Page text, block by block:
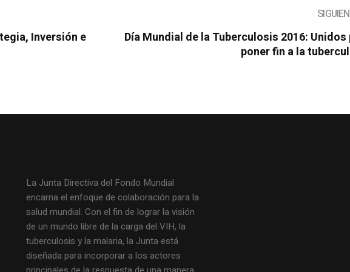
Inversión e
Día Mundial de la Tuberculosis 2016: Unidos
poner fin a la
La Junta Directiva del Fondo Mundial
encarna el enfoque de colaboración para la
salud mundial. Con el fin de lograr la visión
de un mundo libre de la carga del VIH, la
tuberculosis y la malaria, la Junta está
diseñada para incorporar a los actores